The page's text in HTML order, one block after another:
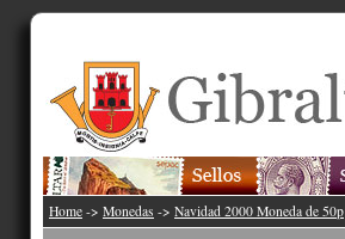
Home -> Monedas -> Navidad 2000 Moneda de 50p